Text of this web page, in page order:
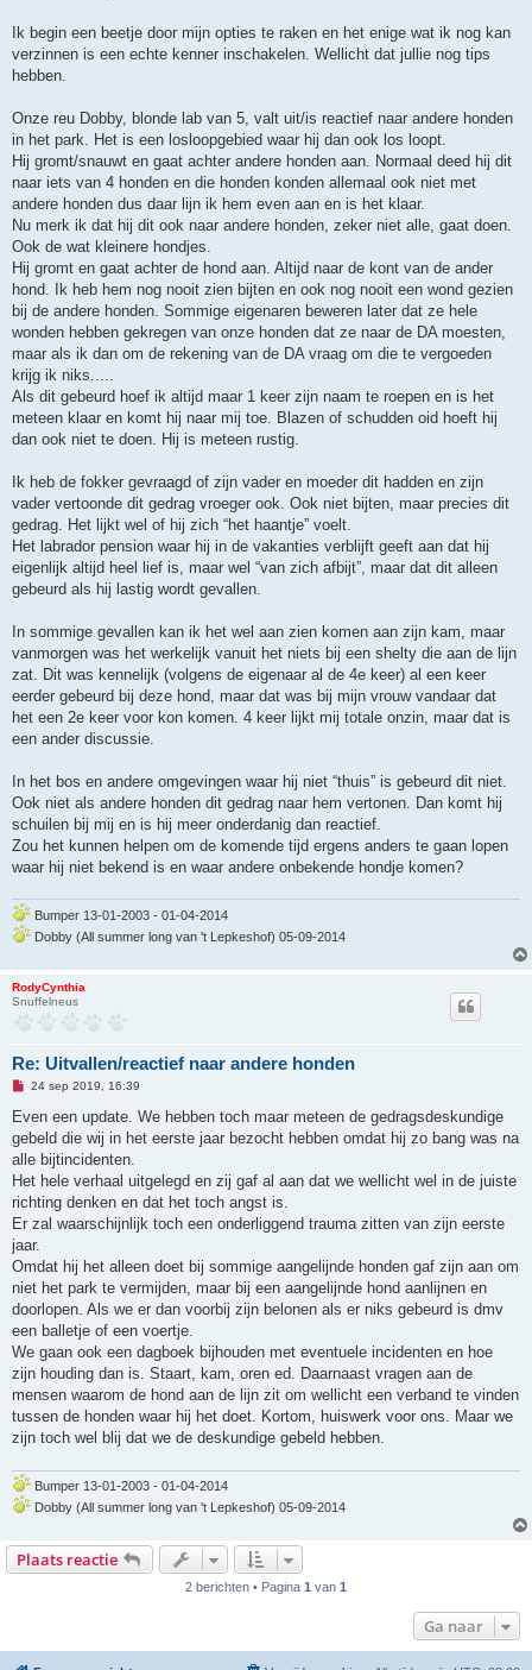
e
e
n
r
c
h
t
Ik begin een beetje door mijn opties te raken en het enige wat ik nog kan
verzinnen is een echte kenner inschakelen. Wellicht dat jullie nog tips
hebben.
Onze reu Dobby, blonde lab van 5, valt uit/is reactief naar andere honden
in het park. Het is een losloopgebied waar hij dan ook los loopt.
Hij gromt/snauwt en gaat achter andere honden aan. Normaal deed hij dit
naar iets van 4 honden en die honden konden allemaal ook niet met
andere honden dus daar lijn ik hem even aan en is het klaar.
Nu merk ik dat hij dit ook naar andere honden, zeker niet alle, gaat doen.
Ook de wat kleinere hondjes.
Hij gromt en gaat achter de hond aan. Altijd naar de kont van de ander
hond. Ik heb hem nog nooit zien bijten en ook nog nooit een wond gezien
bij de andere honden. Sommige eigenaren beweren later dat ze hele
wonden hebben gekregen van onze honden dat ze naar de DA moesten,
maar als ik dan om de rekening van de DA vraag om die te vergoeden
krijg ik niks.....
Als dit gebeurd hoef ik altijd maar 1 keer zijn naam te roepen en is het
meteen klaar en komt hij naar mij toe. Blazen of schudden oid hoeft hij
dan ook niet te doen. Hij is meteen rustig.
Ik heb de fokker gevraagd of zijn vader en moeder dit hadden en zijn
vader vertoonde dit gedrag vroeger ook. Ook niet bijten, maar precies dit
gedrag. Het lijkt wel of hij zich “het haantje” voelt.
Het labrador pension waar hij in de vakanties verblijft geeft aan dat hij
eigenlijk altijd heel lief is, maar wel “van zich afbijt”, maar dat dit alleen
gebeurd als hij lastig wordt gevallen.
In sommige gevallen kan ik het wel aan zien komen aan zijn kam, maar
vanmorgen was het werkelijk vanuit het niets bij een shelty die aan de lijn
zat. Dit was kennelijk (volgens de eigenaar al de 4e keer) al een keer
eerder gebeurd bij deze hond, maar dat was bij mijn vrouw vandaar dat
het een 2e keer voor kon komen. 4 keer lijkt mij totale onzin, maar dat is
een ander discussie.
In het bos en andere omgevingen waar hij niet “thuis” is gebeurd dit niet.
Ook niet als andere honden dit gedrag naar hem vertonen. Dan komt hij
schuilen bij mij en is hij meer onderdanig dan reactief.
Zou het kunnen helpen om de komende tijd ergens anders te gaan lopen
waar hij niet bekend is en waar andere onbekende hondje komen?
Bumper 13-01-2003 - 01-04-2014
Dobby (All summer long van 't Lepkeshof) 05-09-2014
RodyCynthia
Snuffelneus
Re: Uitvallen/reactief naar andere honden
O
g
l
e
e
n
e
r
c
h
24 sep 2019, 16:39
Even een update. We hebben toch maar meteen de gedragsdeskundige
gebeld die wij in het eerste jaar bezocht hebben omdat hij zo bang was na
alle bijtincidenten.
Het hele verhaal uitgelegd en zij gaf al aan dat we wellicht wel in de juiste
richting denken en dat het toch angst is.
Er zal waarschijnlijk toch een onderliggend trauma zitten van zijn eerste
jaar.
Omdat hij het alleen doet bij sommige aangelijnde honden gaf zijn aan om
niet het park te vermijden, maar bij een aangelijnde hond aanlijnen en
doorlopen. Als we er dan voorbij zijn belonen als er niks gebeurd is dmv
een balletje of een voertje.
We gaan ook een dagboek bijhouden met eventuele incidenten en hoe
zijn houding dan is. Staart, kam, oren ed. Daarnaast vragen aan de
mensen waarom de hond aan de lijn zit om wellicht een verband te vinden
tussen de honden waar hij het doet. Kortom, huiswerk voor ons. Maar we
zijn toch wel blij dat we de deskundige gebeld hebben.
Bumper 13-01-2003 - 01-04-2014
Dobby (All summer long van 't Lepkeshof) 05-09-2014
Plaats reactie
2 berichten • Pagina 1 van 1
Ga naar